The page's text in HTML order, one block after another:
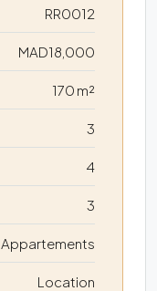
RR0012
MAD18,000
170 m²
3
4
3
Appartements
Location